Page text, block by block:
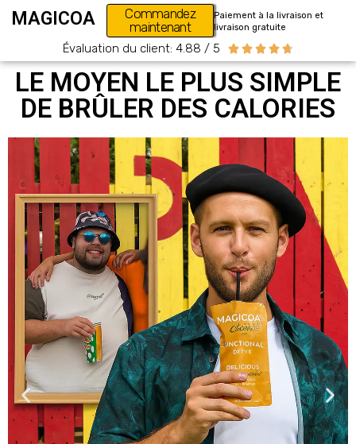
MAGICOA
Commandez
maintenant
Paiement à la livraison et
livraison gratuite
Évaluation du client: 4.88 / 5     
LE MOYEN LE PLUS SIMPLE
DE BRÛLER DES CALORIES